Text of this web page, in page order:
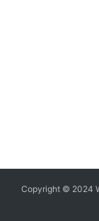
Copyright © 2024